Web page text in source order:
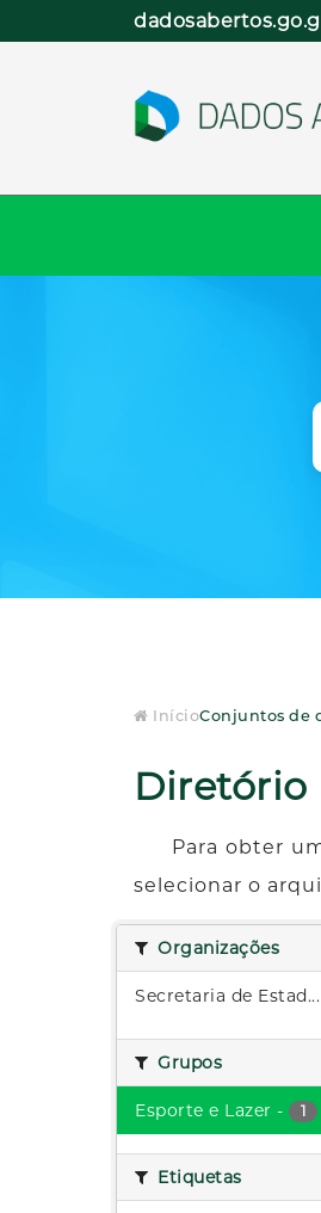
InícioConjuntos de
Diretório
Para obter
selecionar o
Organizações
Secretaria de Estad...
Grupos
Esporte e Lazer - 1
Etiquetas